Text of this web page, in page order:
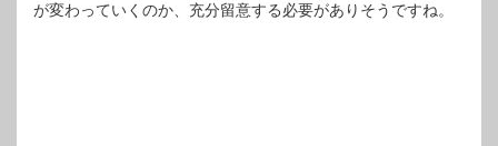
が変わっていくのか、充分留意する必要がありそうですね。